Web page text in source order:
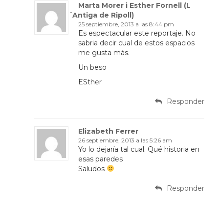
Marta Morer i Esther Fornell (L
´Antiga de Ripoll)
25 septiembre, 2013 a las 8:44 pm
Es espectacular este reportaje. No
sabria decir cual de estos espacios
me gusta más.
Un beso
ESther
Responder
Elizabeth Ferrer
26 septiembre, 2013 a las 5:26 am
Yo lo dejaría tal cual. Qué historia en
esas paredes
Saludos
Responder